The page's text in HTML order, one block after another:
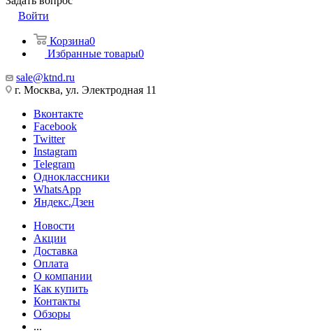
Войти
Корзина0
Избранные товары0
sale@ktnd.ru
г. Москва, ул. Электродная 11
Вконтакте
Facebook
Twitter
Instagram
Telegram
Одноклассники
WhatsApp
Яндекс.Дзен
Новости
Акции
Доставка
Оплата
О компании
Как купить
Контакты
Обзоры
...